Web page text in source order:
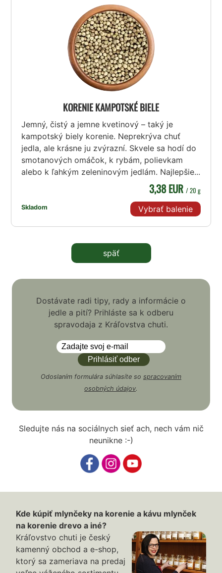
KORENIE KAMPOTSKÉ BIELE
Jemný, čistý a jemne kvetinový – taký je
kampotský biely korenie. Neprekrýva chuť
jedla, ale krásne ju zvýrazní. Skvele sa hodí do
smotanových omáčok, k rybám, polievkam
alebo k ľahkým zeleninovým jedlám. Najlepšie...
Skladom
3,38 EUR / 20 g
Vybrať balenie
späť
Dostávate radi tipy, rady a informácie o
jedle a pití? Prihláste sa k odberu
spravodaja z Kráľovstva chuti.
Odoslaním formulára súhlasíte so spracovaním
osobných údajov.
Sledujte nás na sociálnych sieť ach, nech vám nič
neunikne :-)
Kde kúpiť mlynčeky na korenie a kávu mlynček
na korenie drevo a iné?
Kráľovstvo chuti je český
kamenný obchod a e-shop,
ktorý sa zameriava na predaj